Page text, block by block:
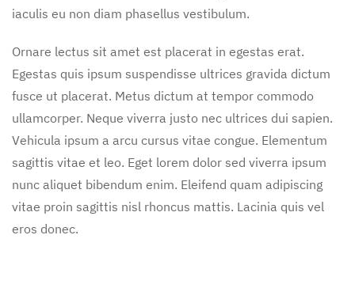
iaculis eu non diam phasellus vestibulum.
Ornare lectus sit amet est placerat in egestas erat.
Egestas quis ipsum suspendisse ultrices gravida dictum
fusce ut placerat. Metus dictum at tempor commodo
ullamcorper. Neque viverra justo nec ultrices dui sapien.
Vehicula ipsum a arcu cursus vitae congue. Elementum
sagittis vitae et leo. Eget lorem dolor sed viverra ipsum
nunc aliquet bibendum enim. Eleifend quam adipiscing
vitae proin sagittis nisl rhoncus mattis. Lacinia quis vel
eros donec.